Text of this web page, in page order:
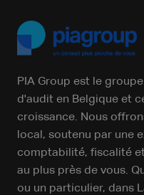
PIA Group est le
d'audit en Belgique et
croissance. Nous
local, soutenu par une
comptabilité, fiscalité
au plus près de vous.
ou un particulier, dans